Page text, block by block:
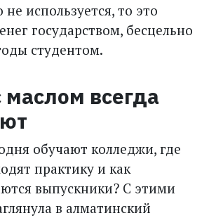
используется, то это
государством, бесцельно
студентом.
маслом всегда
обучают колледжи, где
практику и как
выпускники? С этими
в алматинский